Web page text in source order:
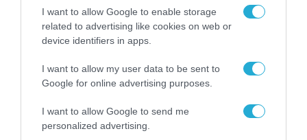
I want to allow Google to enable storage
related to advertising like cookies on web or
device identifiers in apps.
I want to allow my user data to be sent to
Google for online advertising purposes.
I want to allow Google to send me
personalized advertising.
Το χρηματοδοτούμενο
από την ΕΕ έργο “The
Gaming Police”
ενισχύει την ασφάλεια
των παιδιών στο
διαδίκτυο
ΑΑΔΕ: Διευκρινίσεις
παραβάσεις που
αφορούν τους ΦΗΜ
31.07.2026